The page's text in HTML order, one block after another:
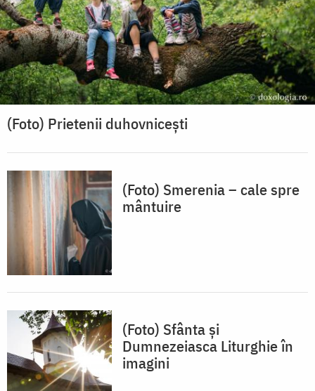
(Foto) Prietenii duhovnicești
(Foto) Smerenia – cale spre
mântuire
(Foto) Sfânta și
Dumnezeiasca Liturghie în
imagini